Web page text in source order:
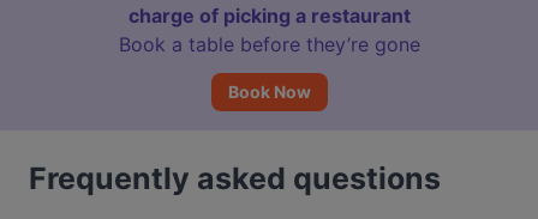
charge of picking a restaurant
Book a table before they’re gone
Book Now
Frequently asked questions